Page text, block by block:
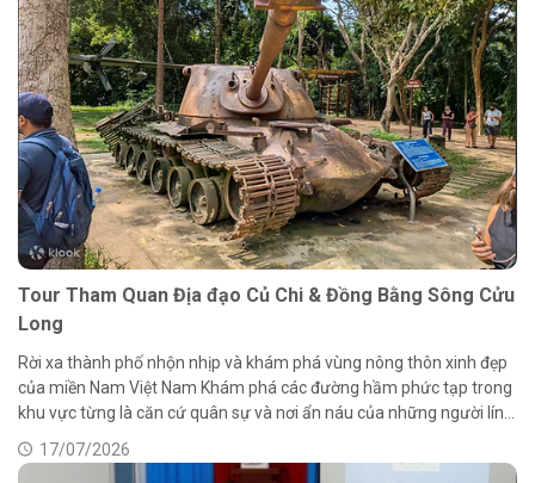
Tour Tham Quan Địa đạo Củ Chi & Đồng Bằng Sông Cửu
Long
Rời xa thành phố nhộn nhịp và khám phá vùng nông thôn xinh đẹp
của miền Nam Việt Nam Khám phá các đường hầm phức tạp trong
khu vực từng là căn cứ quân sự và nơi ẩn náu của những người lính
Việt Nam
17/07/2026